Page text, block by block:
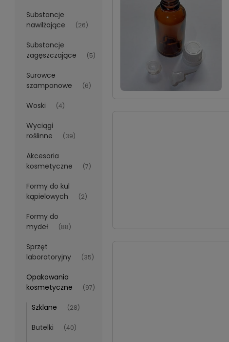
Substancje
nawilżające
(26)
Substancje
zagęszczające
(5)
Surowce
szamponowe
(6)
Woski (4)
Wyciągi
roślinne
(39)
Akcesoria
kosmetyczne
(7)
Formy do kul
kąpielowych
(2)
Formy do
mydeł
(88)
Sprzęt
laboratoryjny
(35)
Opakowania
kosmetyczne
(97)
Szklane (28)
Butelki (40)